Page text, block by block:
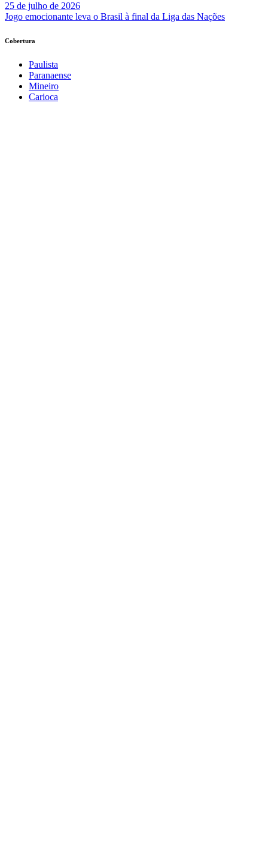
25 de julho de 2026
Jogo emocionante leva o Brasil à final da Liga das Nações
Cobertura
Paulista
Paranaense
Mineiro
Carioca